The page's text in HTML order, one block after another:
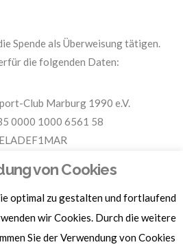
Spende als Überweisung tätigen.
die folgenden Daten:
Club Marburg 1990 e.V.
0000 1000 6561 58
Sachspenden und weitere
hier klicken.
von Cookies
optimal zu gestalten und fortlaufend
wir Cookies. Durch die weitere
Sie der Verwendung von Cookies